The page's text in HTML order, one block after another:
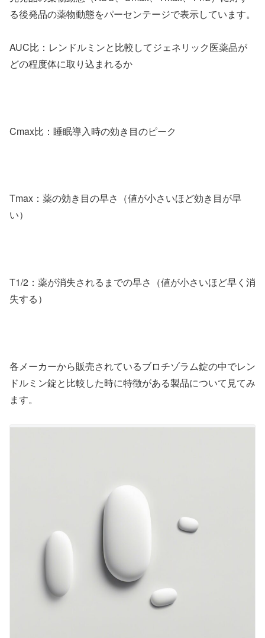
る後発品の薬物動態をパーセンテージで表示しています。
AUC比：レンドルミンと比較してジェネリック医薬品が
どの程度体に取り込まれるか
Cmax比：睡眠導入時の効き目のピーク
Tmax：薬の効き目の早さ（値が小さいほど効き目が早
い）
T1/2：薬が消失されるまでの早さ（値が小さいほど早く消
失する）
各メーカーから販売されているブロチゾラム錠の中でレン
ドルミン錠と比較した時に特徴がある製品について見てみ
ます。